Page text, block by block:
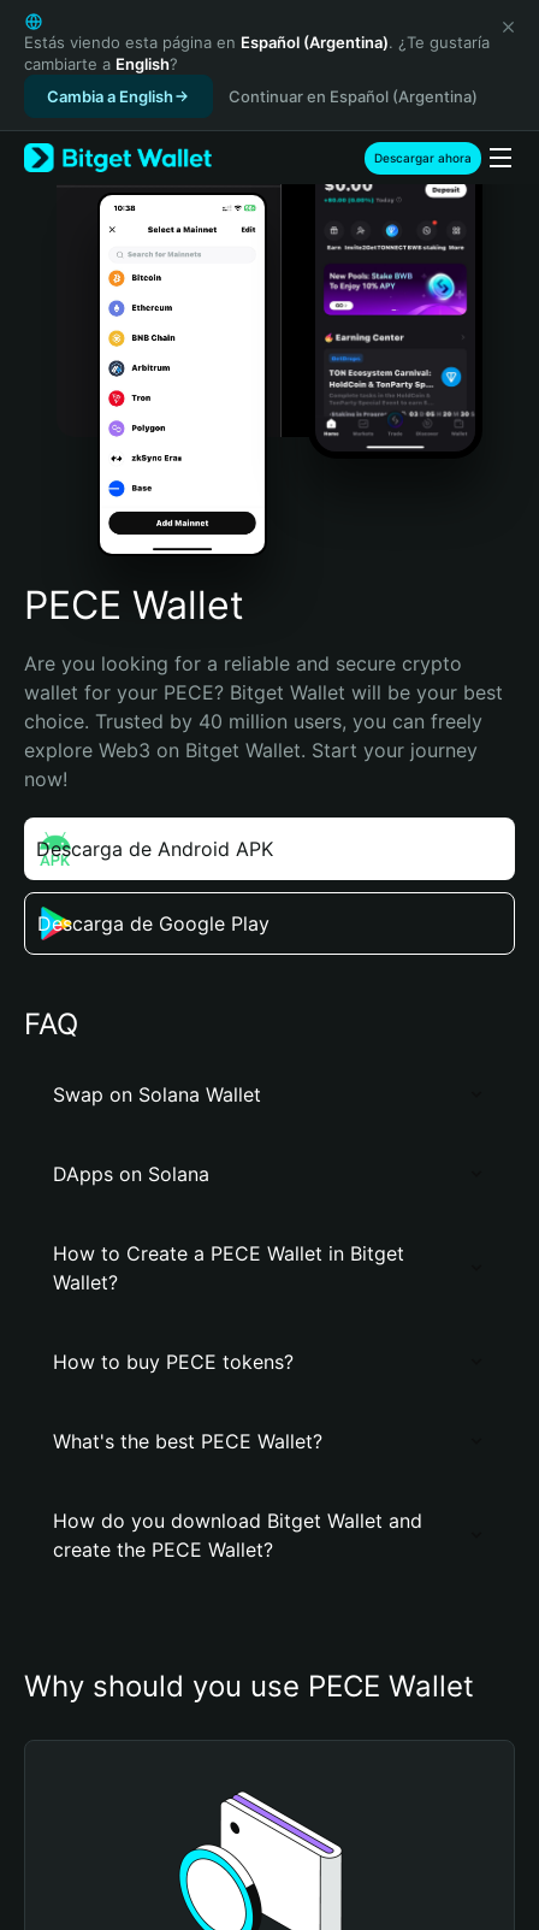
English
日本語
Tiếng Việt
Русский
Español (Latinoamérica)
Türkçe
Italiano
Português (Portugal)
Bahasa Indonesia
Português (Brasil)
Español (Argentina)
Estás viendo esta página en Español (Argentina). ¿Te gustaría
cambiarte a English?
Cambia a English
Continuar en Español (Argentina)
Descargar ahora
PECE Wallet
Are you looking for a reliable and secure crypto
wallet for your PECE? Bitget Wallet will be your best
choice. Trusted by 40 million users, you can freely
explore Web3 on Bitget Wallet. Start your journey
now!
Descarga de Android APK
Descarga de Google Play
FAQ
Swap on Solana Wallet
DApps on Solana
How to Create a PECE Wallet in Bitget
Wallet?
How to buy PECE tokens?
What's the best PECE Wallet?
How do you download Bitget Wallet and
create the PECE Wallet?
Why should you use PECE Wallet